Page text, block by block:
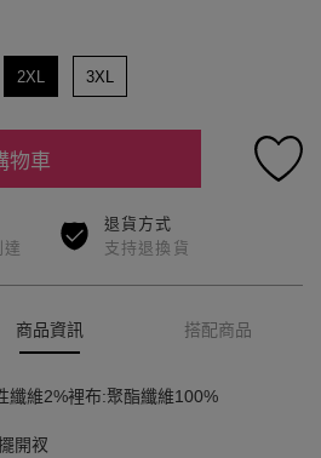
2XL 3XL
物車
退貨方式
支持退換貨
商品資訊 搭配商品
纖維2%裡布:聚酯纖維100%
開衩